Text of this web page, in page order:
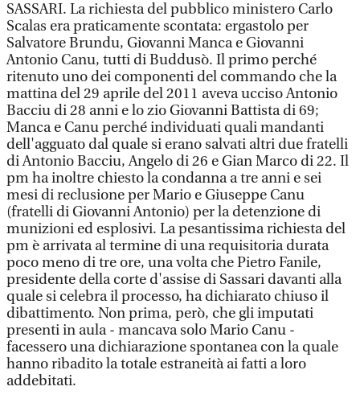
SASSARI. La richiesta del pubblico ministero Carlo
Scalas era praticamente scontata: ergastolo per
Salvatore Brundu, Giovanni Manca e Giovanni
Antonio Canu, tutti di Buddusò. Il primo perché
ritenuto uno dei componenti del commando che la
mattina del 29 aprile del 2011 aveva ucciso Antonio
Bacciu di 28 anni e lo zio Giovanni Battista di 69;
Manca e Canu perché individuati quali mandanti
dell'agguato dal quale si erano salvati altri due fratelli
di Antonio Bacciu, Angelo di 26 e Gian Marco di 22. Il
pm ha inoltre chiesto la condanna a tre anni e sei
mesi di reclusione per Mario e Giuseppe Canu
(fratelli di Giovanni Antonio) per la detenzione di
munizioni ed esplosivi. La pesantissima richiesta del
pm è arrivata al termine di una requisitoria durata
poco meno di tre ore, una volta che Pietro Fanile,
presidente della corte d'assise di Sassari davanti alla
quale si celebra il processo, ha dichiarato chiuso il
dibattimento. Non prima, però, che gli imputati
presenti in aula - mancava solo Mario Canu -
facessero una dichiarazione spontanea con la quale
hanno ribadito la totale estraneità ai fatti a loro
addebitati.